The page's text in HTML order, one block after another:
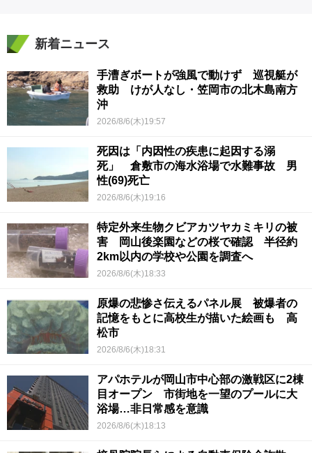
新着ニュース
手漕ぎボートが強風で動けず 巡視艇が
救助 けが人なし・笠岡市の北木島南方
沖
2026/8/6(木)19:57
死因は「内因性の疾患に起因する溺
死」 倉敷市の海水浴場で水難事故 男
性(69)死亡
2026/8/6(木)19:16
特定外来生物クビアカツヤカミキリの被
害 岡山後楽園などの桜で確認 半径約
2km以内の学校や公園を調査へ
2026/8/6(木)18:33
原爆の悲惨さ伝えるパネル展 被爆者の
記憶をもとに高校生が描いた絵画も 高
松市
2026/8/6(木)18:31
アパホテルが岡山市中心部の激戦区に2棟
目オープン 市街地を一望のプールに大
浴場…非日常感を意識
2026/8/6(木)18:13